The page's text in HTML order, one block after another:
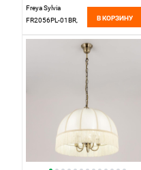
Freya Sylvia
FR2056PL-01BR,
В КОРЗИНУ